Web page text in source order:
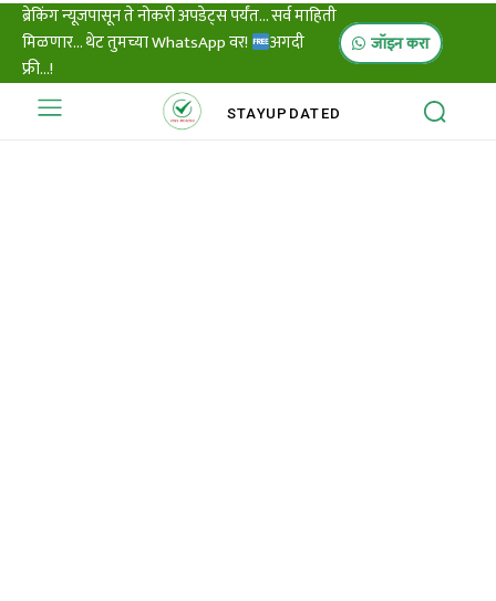
ब्रेकिंग न्यूजपासून ते नोकरी अपडेट्स पर्यंत... सर्व माहिती
मिळणार... थेट तुमच्या WhatsApp वर!
अगदी
फ्री...!
जॉइन करा
STAYUPDATED